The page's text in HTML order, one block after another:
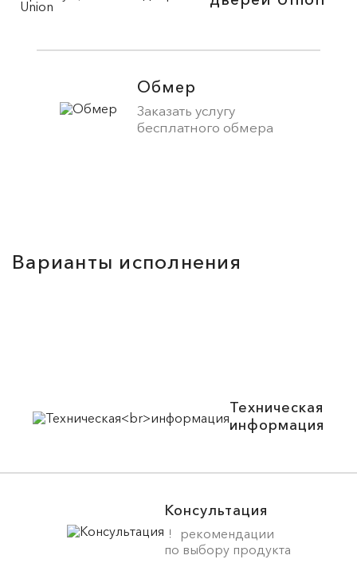
Обмер
Заказать услугу
бесплатного обмера
Варианты исполнения
Техническая
информация
Консультация
рекомендации
по выбору продукта